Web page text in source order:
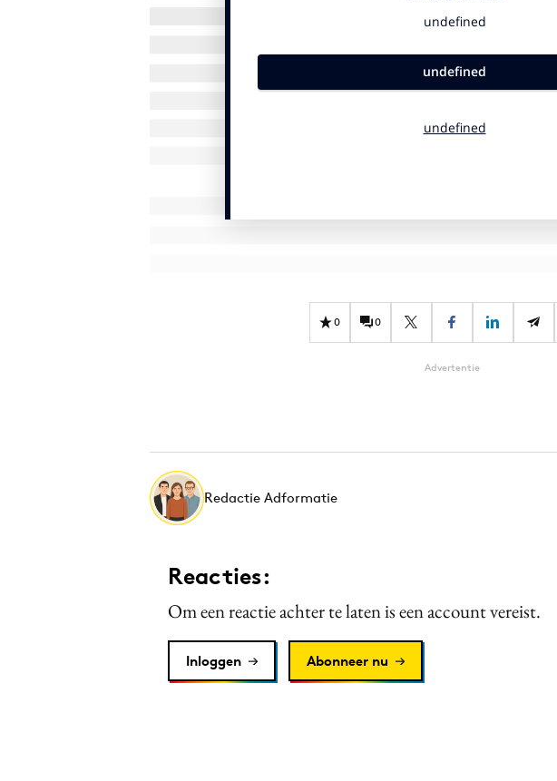
0 0
Advertentie
Redactie Adformatie
Reacties:
Om een reactie achter te laten is een account vereist.
Inloggen Abonneer nu